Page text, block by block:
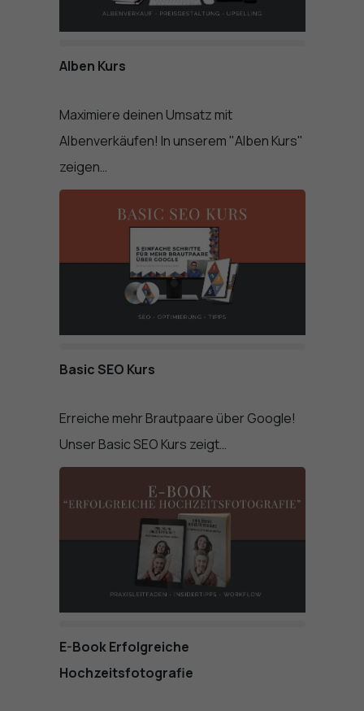
Alben Kurs
Maximiere deinen Umsatz mit
Albenverkäufen! In unserem "Alben Kurs"
zeigen…
Basic SEO Kurs
Erreiche mehr Brautpaare über Google!
Unser Basic SEO Kurs zeigt…
E-Book Erfolgreiche
Hochzeitsfotografie